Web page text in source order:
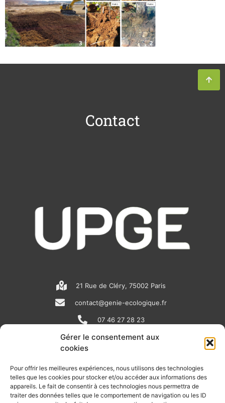
Gérer le consentement aux
cookies
Pour offrir les meilleures expériences, nous utilisons des technologies
telles que les cookies pour stocker et/ou accéder aux informations des
appareils. Le fait de consentir à ces technologies nous permettra de
traiter des données telles que le comportement de navigation ou les ID
Contact
21 Rue de Cléry, 75002 Paris
contact@genie-ecologique.fr
07 46 27 28 23
N
e
w
i
n
o
u
RECEVOIR L'ACTU DE LA FILIÈRE